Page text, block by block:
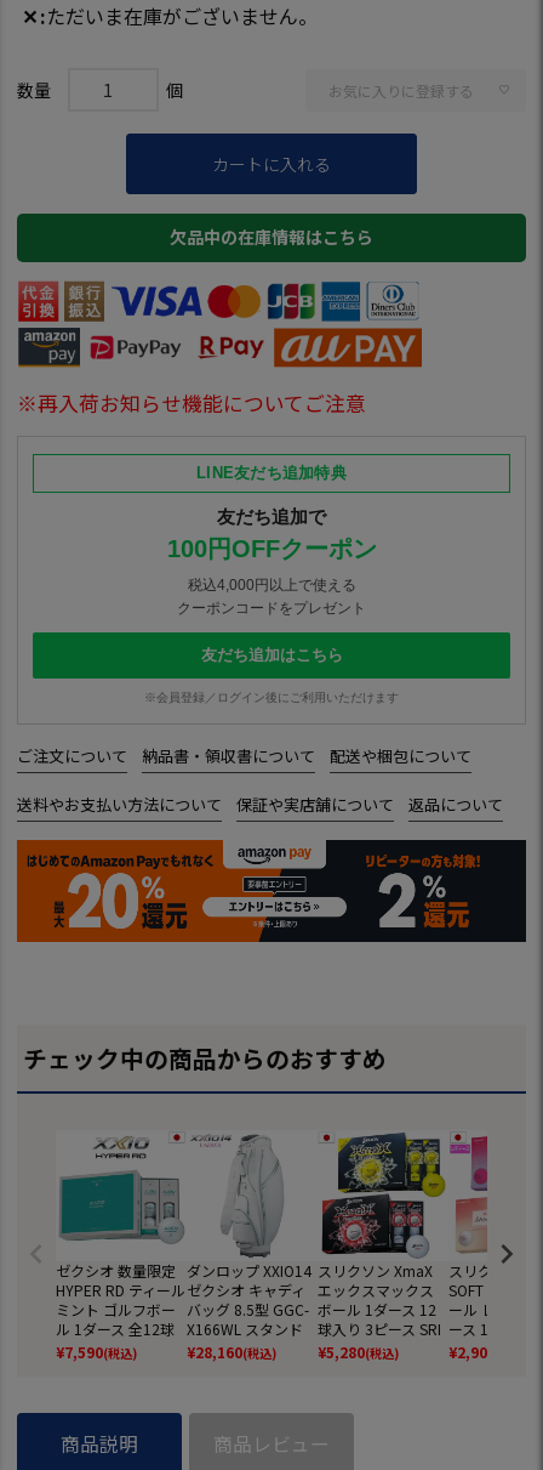
✕ ただいま在庫がございません。
お気に入りに登録する
カートに入れる
欠品中の在庫情報はこちら
※再入荷お知らせ機能についてご注意
LINE友だち追加特典
友だち追加で
100円OFFクーポン
税込4,000円以上で使える
クーポンコードをプレゼント
友だち追加はこちら
※会員登録／ログイン後にご利用いただけます
ご注文について 納品書・領収書について 配送や梱包について
送料やお支払い方法について 保証や実店舗について 返品について
チェック中の商品からのおすすめ
ゼクシオ 数量限定
HYPER RD ティール
ミント ゴルフボー
ル 1ダース 全12球
3ピース XXIO ダン
ロップ 日本正規品
¥7,590(税込)
ダンロップ XXIO14
ゼクシオ キャディ
バッグ 8.5型 GGC-
X166WL スタンド
バッグ レディース 2
026年モデル ダン
¥28,160(税込)
スリクソン XmaX
エックスマックス
ボール 1ダース 12
球入り 3ピース SRI
XON ゴルフ ボール
日本正規品 2026年
¥5,280(税込)
スリクソン
SOFT FEEL
ール レディー
ース 1ダース
入り SRIXON
トフィール
¥2,904
商品説明 商品レビュー